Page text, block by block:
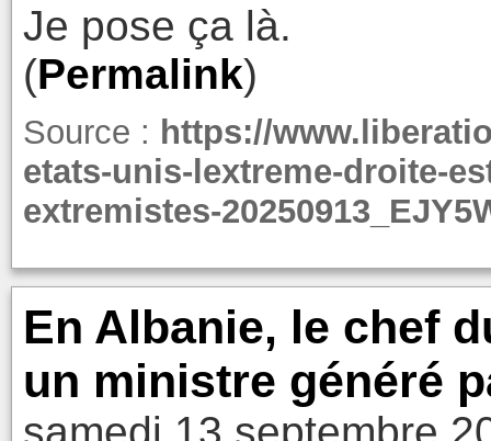
Je pose ça là.
(Permalink)
Source : https://
etats-unis-lextreme-droite-
extremistes-
En Albanie, le chef
un ministre généré
samedi 13 septembre